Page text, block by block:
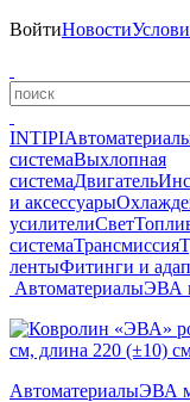
ВойтиНовости
INTIPI
системаВыхлопная
системаДвигатель
и аксессуары
усилителиСвет
системаТрансмиссия
лентыФитинги и
АвтоматериалыЭВА
АвтоматериалыЭВА